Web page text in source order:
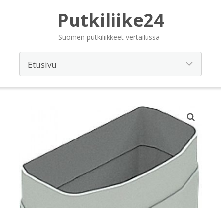
Putkiliike24
Suomen putkiliikkeet vertailussa